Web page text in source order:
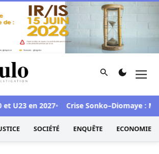
site d'information et d'investigation
Rechercher
U23 en 2027 Crise Sonko–Diomaye :
SOCIÉTÉ ENQUÊTE ECONOMIE